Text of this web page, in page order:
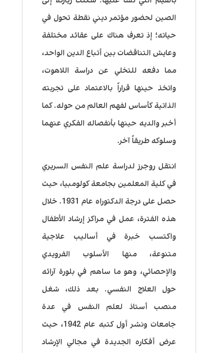
الصين لحضور مؤتمر ديني نقطة تحول في
حياته؛ إذ تعرف هناك على عقائد مختلفة
وعايش التناقضات بين أتباع الدين الواحد،
مما دفعه للتخلي عن دراسة اللاهوت،
واتخذ حينها قراراً بالاعتماد على تجربته
الذاتية كأساس لفهم العالم من حوله. كما
أخبر والديه حينها بأنفصاله الفكري عنهما
وسلوكه طريقاً آخر.
انتقل روجرز لدراسة علم النفس السريري
في كلية المعلمين بجامعة كولومبيا، حيث
حصل على درجة الدكتوراه عام 1931. خلال
هذه الفترة، عمل في مراكز إرشاد الأطفال
واكتسب خبرة في أساليب علاجية
متنوعة، منها الأسلوب الفرويدي
والإحصائي، وهو ما ساهم في بلورة آرائه
حول العلاج النفسي. بعد ذلك، شغل
منصب أستاذ لعلم النفس في عدة
جامعات ونشر أول كتبه عام 1942، حيث
عرض أفكاره الجديدة في مجالي الإرشاد